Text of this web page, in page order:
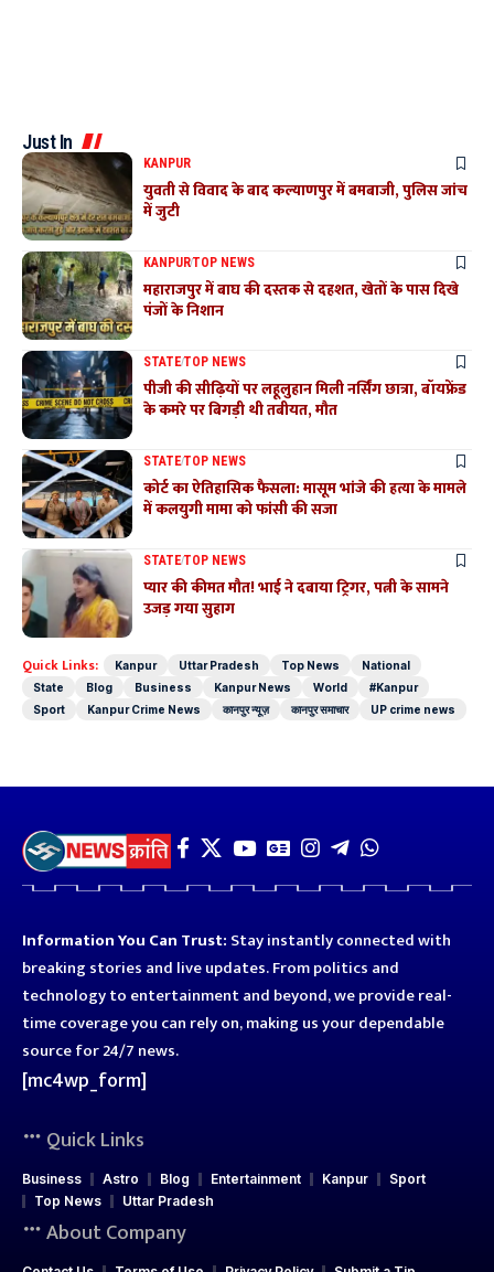
Just In
KANPUR
युवती से विवाद के बाद कल्याणपुर में बमबाजी, पुलिस जांच
में जुटी
KANPURTOP NEWS
महाराजपुर में बाघ की दस्तक से दहशत, खेतों के पास दिखे
पंजों के निशान
STATETOP NEWS
पीजी की सीढ़ियों पर लहूलुहान मिली नर्सिंग छात्रा, बॉयफ्रेंड
के कमरे पर बिगड़ी थी तबीयत, मौत
STATETOP NEWS
कोर्ट का ऐतिहासिक फैसला: मासूम भांजे की हत्या के मामले
में कलयुगी मामा को फांसी की सजा
STATETOP NEWS
प्यार की कीमत मौत! भाई ने दबाया ट्रिगर, पत्नी के सामने
उजड़ गया सुहाग
Quick Links: Kanpur Uttar Pradesh Top News
National
State
Blog Business Kanpur News World
#Kanpur
Sport
Kanpur Crime News कानपुर न्यूज़ कानपुर समाचार UP crime news
Information You Can Trust: Stay instantly connected with
breaking stories and live updates. From politics and
technology to entertainment and beyond, we provide real-
time coverage you can rely on, making us your dependable
source for 24/7 news.
[mc4wp_form]
Quick Links
Business Astro Blog Entertainment Kanpur
Sport
Top News
Uttar Pradesh
About Company